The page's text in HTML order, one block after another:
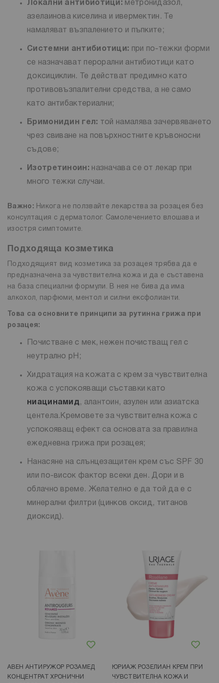
Локални антибиотици: метронидазол,
азелаинова киселина и ивермектин. Те
намаляват възпалението и пъпките;
Системни антибиотици: при по-тежки форми
се назначават перорални антибиотици като
доксициклин. Те действат предимно като
противовъзпалителни средства, а не само
като антибактериални;
Бримонидин гел: той намалява зачервяването
чрез свиване на повърхностните кръвоносни
съдове;
Изотретиноин: назначава се от лекар при
много тежки случаи.
Важно: Никога не ползвайте лекарства за розацея без
консултация с дерматолог. Самолечението влошава и
изостря симптомите.
Подходяща козметика
Подходящият вид козметика за розацея трябва да е
предназначена за чувствителна кожа и да е съставена
на база специални формули. В нея не бива да има
алкохол, парфюми, ментол и силни ексфолианти.
Това са основните принципи за рутинна грижа при
розацея:
Почистване с мек, нежен почистващ гел с
неутрално pH;
Хидратация на кожата с крем за чувствителна
кожа с успокояващи съставки като
ниацинамид , алантоин, азулен или азиатска
центела.Кремовете за чувствителна кожа с
успокояващ ефект са основата за правилна
ежедневна грижа при розацея;
Нанасяне на слънцезащитен крем със SPF 30
или по-висок фактор всеки ден. Дори и в
облачно време. Желателно е да той да е с
минерални филтри (цинков оксид, титанов
диоксид).
АВЕН АНТИРУЖОР РОЗАМЕД
КОНЦЕНТРАТ ХРОНИЧНИ
ЮРИАЖ РОЗЕЛИАН КРЕМ ПРИ
ЧУВСТВИТЕЛНА КОЖА И